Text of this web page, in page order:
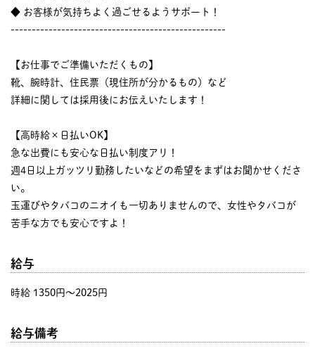
◆ お客様が気持ちよく過ごせるようサポート！
---------------------------------------------------
【お仕事でご準備いただくもの】
靴、腕時計、住民票（現住所が分かるもの）など
詳細に関しては採用後にお伝えいたします！
【高時給×日払いOK】
急な出費にも安心な日払い制度アリ！
週4日以上ガッツリ勤務したいなどの希望をまずはお聞かせくださ
い。
玉運びやタバコのニオイも一切ありませんので、女性やタバコが
苦手な方でも安心ですよ！
給与
時給 1350円〜2025円
給与備考